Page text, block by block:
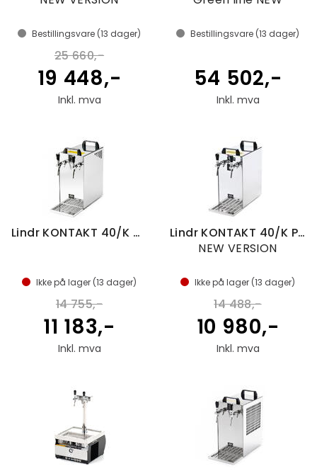
Bestillingsvare (13 dager)
25 660,-
19 448,-
Inkl. mva
Bestillingsvare (13 dager)
54 502,-
Inkl. mva
Lindr KONTAKT 40/K Green Line NEW
Ikke på lager (13 dager)
14 755,-
11 183,-
Inkl. mva
Lindr KONTAKT 40/K Profi Green Line
NEW VERSION
Ikke på lager (13 dager)
14 488,-
10 980,-
Inkl. mva